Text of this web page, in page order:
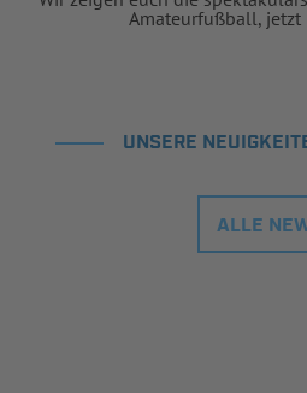
Amateurfußball, jetzt
UNSERE
ALLE